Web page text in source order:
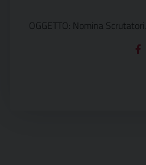
OGGETTO: Nomina Scrutatori.